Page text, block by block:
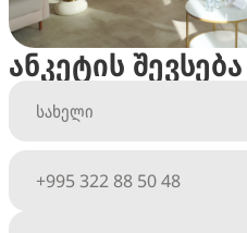
ანკეტის შევსება